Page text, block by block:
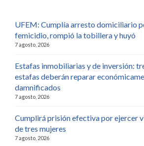
UFEM: Cumplía arresto domiciliario
femicidio, rompió la tobillera y huyó
7 agosto, 2026
Estafas inmobiliarias y de inversión:
estafas deberán reparar
damnificados
7 agosto, 2026
Cumplirá prisión efectiva por ejercer
de tres mujeres
7 agosto, 2026